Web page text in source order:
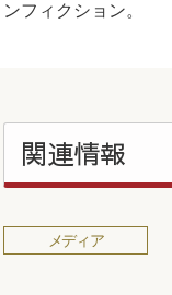
ンフィクション。
関連情報
メディア